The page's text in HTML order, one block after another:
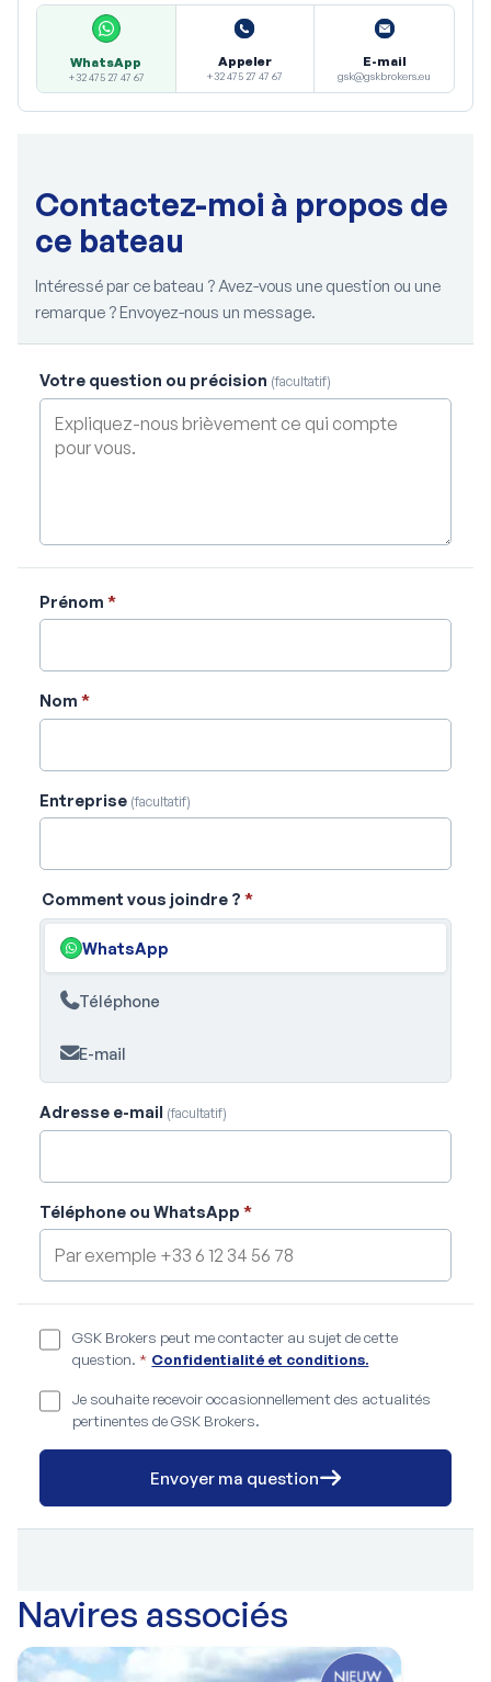
WhatsApp
+32 475 27 47 67
Appeler
+32 475 27 47 67
E-mail
gsk@gskbrokers.eu
Contactez-moi à propos de
ce bateau
Intéressé par ce bateau ? Avez-vous une question ou une
remarque ? Envoyez-nous un message.
Votre question ou précision (facultatif)
Prénom *
Nom *
Entreprise (facultatif)
Comment vous joindre ? *
WhatsApp
Téléphone
E-mail
Adresse e-mail (facultatif)
Téléphone ou WhatsApp *
GSK Brokers peut me contacter au sujet de cette
question.* Confidentialité et conditions.
Je souhaite recevoir occasionnellement des actualités
pertinentes de GSK Brokers.
Envoyer ma question
Navires associés